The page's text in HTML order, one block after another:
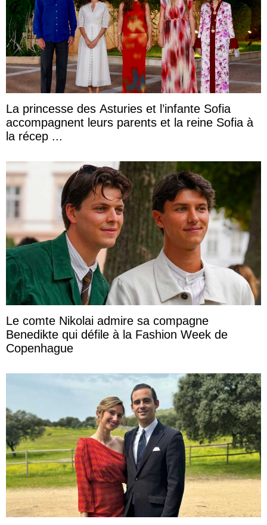
La princesse des Asturies et l’infante Sofia
accompagnent leurs parents et la reine Sofia à
la récep ...
Le comte Nikolai admire sa compagne
Benedikte qui défile à la Fashion Week de
Copenhague